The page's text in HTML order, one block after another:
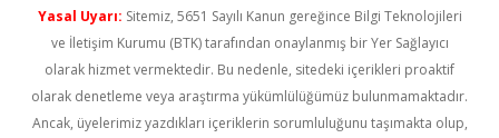
Yasal Uyarı: Sitemiz, 5651 Sayılı Kanun gereğince Bilgi Teknolojileri
ve İletişim Kurumu (BTK) tarafından onaylanmış bir Yer Sağlayıcı
olarak hizmet vermektedir. Bu nedenle, sitedeki içerikleri proaktif
olarak denetleme veya araştırma yükümlülüğümüz bulunmamaktadır.
Ancak, üyelerimiz yazdıkları içeriklerin sorumluluğunu taşımakta olup,